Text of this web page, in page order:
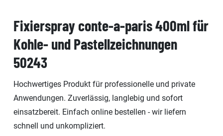
Fixierspray conte-a-paris 400ml für
Kohle- und Pastellzeichnungen
50243
Hochwertiges Produkt für professionelle und private
Anwendungen. Zuverlässig, langlebig und sofort
einsatzbereit. Einfach online bestellen - wir liefern
schnell und unkompliziert.